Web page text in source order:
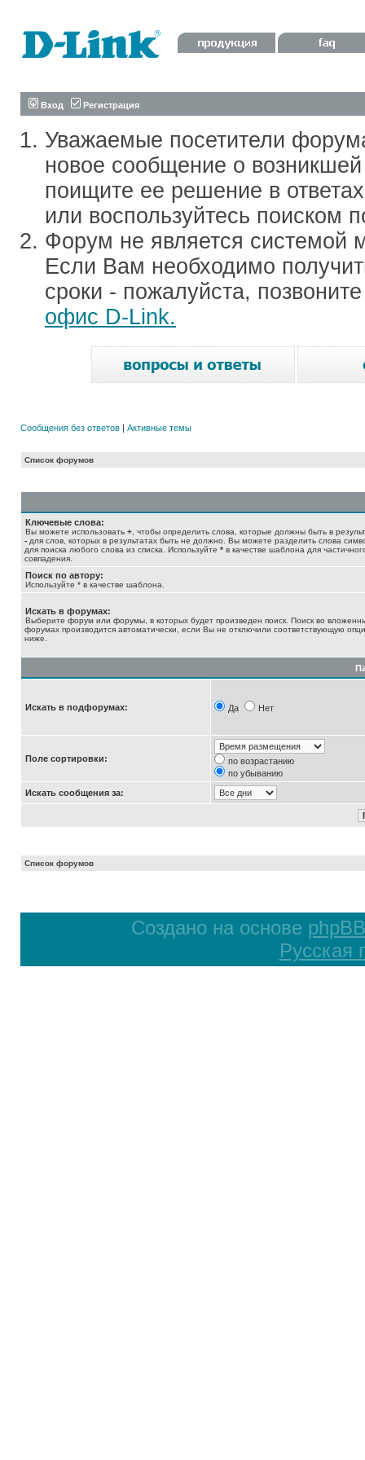
Вход Регистрация
Уважаемые посетители
новое сообщение о
поищите ее решение в
или воспользуйтесь поиском
Форум не является системой
Если Вам необходимо
сроки - пожалуйста,
офис D-Link.
Сообщения без ответов | Активные темы
Список форумов
Ключевые слова:
Вы можете использовать + , чтобы определить слова, которые должны быть в
- для слов, которых в результатах быть не должно. Вы можете разделить слова
для поиска любого слова из списка. Используйте * в качестве шаблона для
совпадения.
Поиск по автору:
Используйте * в качестве шаблона.
Искать в форумах:
Выберите форум или форумы, в которых будет произведен поиск. Поиск во
форумах производится автоматически, если Вы не отключили соответствующую
ниже.
Искать в подфорумах: Да Нет
Поле сортировки:
по возрастанию
по убыванию
Искать сообщения за:
Список форумов
Создано на основе phpBB
Русская